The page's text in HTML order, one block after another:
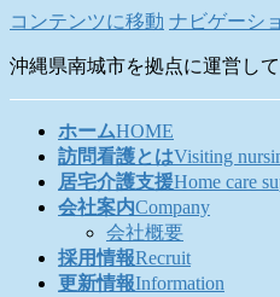
コンテンツに移動 ナビゲーシ
沖縄県南城市を拠点に運営し
ホームHOME
訪問看護とはVisiting
居宅介護支援Home care
会社案内Company
会社概要
採用情報Recruit
更新情報Information